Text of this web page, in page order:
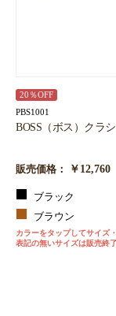
20％OFF
PBS1001
BOSS（ボス）クラ
販売価格： ￥12,760
ブラック
ブラウン
カラーをタップしてサイズ
表記の無いサイズは販売終了